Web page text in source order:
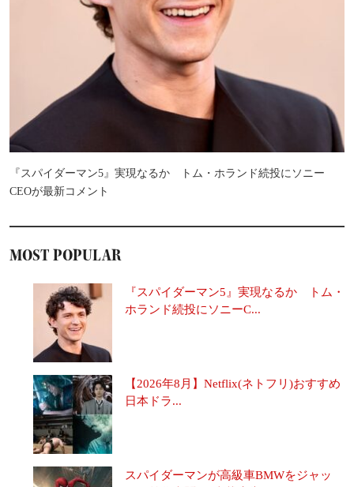
『スパイダーマン5』実現なるか トム・ホランド続投にソニー
CEOが最新コメント
MOST POPULAR
『スパイダーマン5』実現なるか トム・
ホランド続投にソニーC...
【2026年8月】Netflix(ネトフリ)おすすめ
日本ドラ...
スパイダーマンが高級車BMWをジャッ